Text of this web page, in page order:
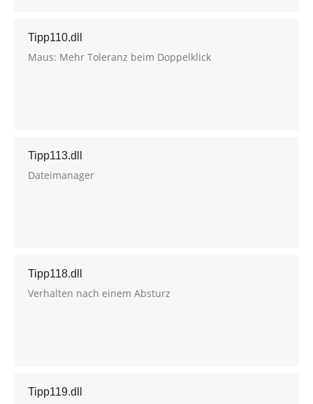
Tipp110.dll
Maus: Mehr Toleranz beim Doppelklick
Tipp113.dll
Dateimanager
Tipp118.dll
Verhalten nach einem Absturz
Tipp119.dll